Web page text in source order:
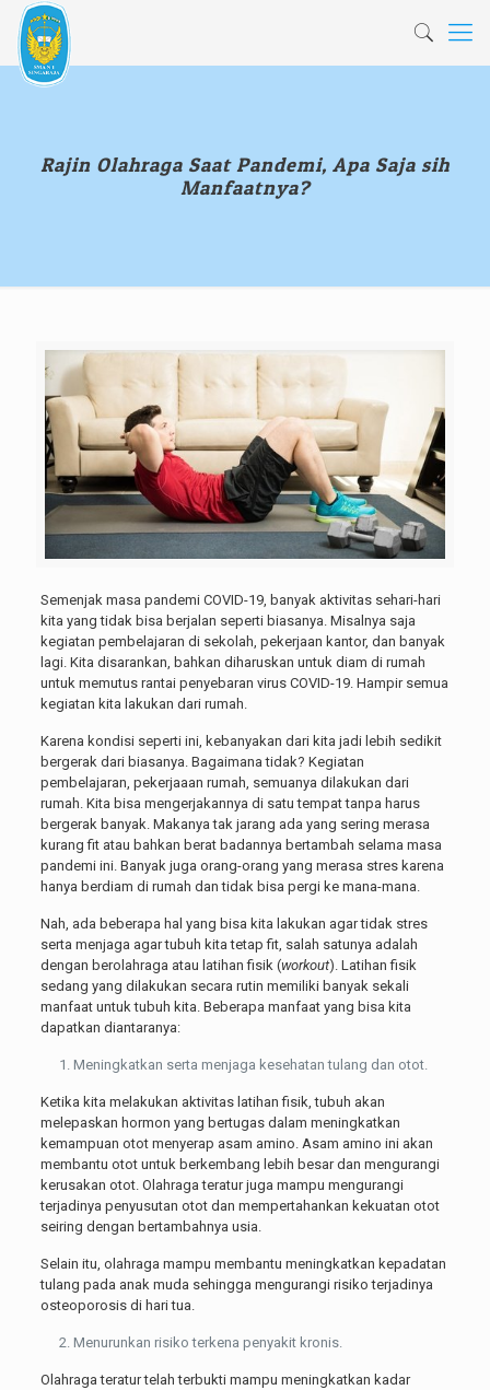
Rajin Olahraga Saat Pandemi, Apa Saja sih
Manfaatnya?
Semenjak masa pandemi COVID-19, banyak aktivitas sehari-hari
kita yang tidak bisa berjalan seperti biasanya. Misalnya saja
kegiatan pembelajaran di sekolah, pekerjaan kantor, dan banyak
lagi. Kita disarankan, bahkan diharuskan untuk diam di rumah
untuk memutus rantai penyebaran virus COVID-19. Hampir semua
kegiatan kita lakukan dari rumah.
Karena kondisi seperti ini, kebanyakan dari kita jadi lebih sedikit
bergerak dari biasanya. Bagaimana tidak? Kegiatan
pembelajaran, pekerjaaan rumah, semuanya dilakukan dari
rumah. Kita bisa mengerjakannya di satu tempat tanpa harus
bergerak banyak. Makanya tak jarang ada yang sering merasa
kurang fit atau bahkan berat badannya bertambah selama masa
pandemi ini. Banyak juga orang-orang yang merasa stres karena
hanya berdiam di rumah dan tidak bisa pergi ke mana-mana.
Nah, ada beberapa hal yang bisa kita lakukan agar tidak stres
serta menjaga agar tubuh kita tetap fit, salah satunya adalah
dengan berolahraga atau latihan fisik (workout). Latihan fisik
sedang yang dilakukan secara rutin memiliki banyak sekali
manfaat untuk tubuh kita. Beberapa manfaat yang bisa kita
dapatkan diantaranya:
Meningkatkan serta menjaga kesehatan tulang dan otot.
Ketika kita melakukan aktivitas latihan fisik, tubuh akan
melepaskan hormon yang bertugas dalam meningkatkan
kemampuan otot menyerap asam amino. Asam amino ini akan
membantu otot untuk berkembang lebih besar dan mengurangi
kerusakan otot. Olahraga teratur juga mampu mengurangi
terjadinya penyusutan otot dan mempertahankan kekuatan otot
seiring dengan bertambahnya usia.
Selain itu, olahraga mampu membantu meningkatkan kepadatan
tulang pada anak muda sehingga mengurangi risiko terjadinya
osteoporosis di hari tua.
Menurunkan risiko terkena penyakit kronis.
Olahraga teratur telah terbukti mampu meningkatkan kadar